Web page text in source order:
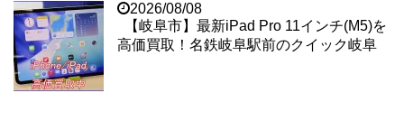
2026/08/08
【岐阜市】最新iPad Pro 11インチ(M5)を
高価買取！名鉄岐阜駅前のクイック岐阜